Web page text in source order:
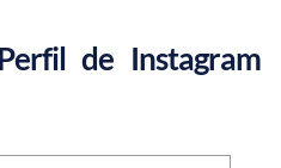
de Instagram